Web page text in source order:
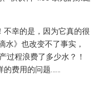
不幸的是，因为它真的很
水》也改变不了事实，
过程浪费了多少水？！
的费用的问题……